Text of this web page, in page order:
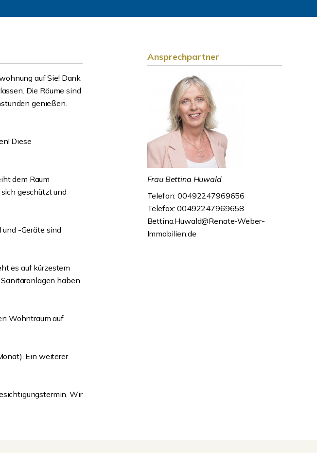
auf Sie! Dank
Die Räume sind
genießen.
Diese
dem Raum
geschützt und
-Geräte sind
es auf kürzestem
haben
Wohntraum auf
Ein weiterer
Wir
Ansprechpartner
Frau Bettina Huwald
Telefon: 00492247969656
Telefax: 00492247969658
Bettina.Huwald@Renate-Weber-
Immobilien.de